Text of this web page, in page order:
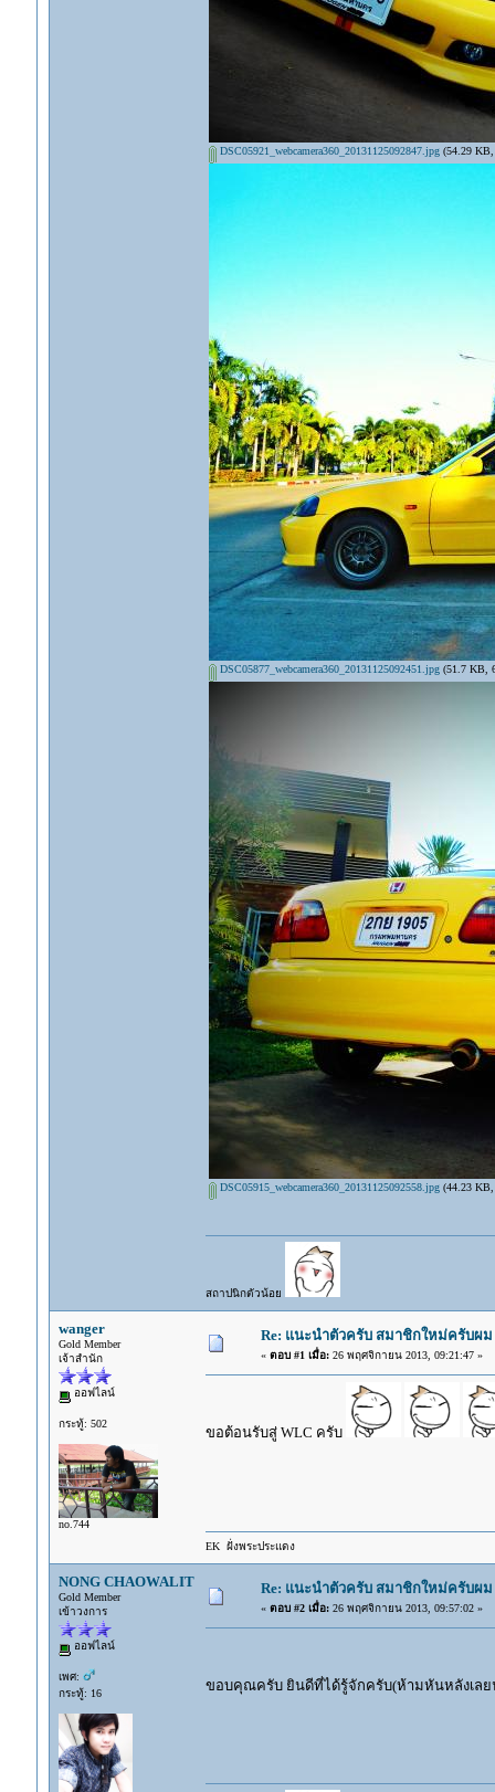
DSC05921_webcamera360_20131125092847.jpg(54.29 KB,
DSC05877_webcamera360_20131125092451.jpg(51.7 KB,
DSC05915_webcamera360_20131125092558.jpg(44.23 KB,
สถาปนิกตัวน้อย
wanger
Gold Member
เจ้าสำนัก
ออฟไลน์
กระทู้: 502
no.744
Re: แนะนำตัวครับ สมาชิกใหม่ครับผม
« ตอบ #1 เมื่อ:26 พฤศจิกายน 2013, 09:21:47 »
ขอต้อนรับสู่ WLC ครับ
EK ฝั่งพระประแดง
NONG CHAOWALIT
Gold Member
เข้าวงการ
ออฟไลน์
เพศ:
กระทู้: 16
Re: แนะนำตัวครับ สมาชิกใหม่ครับผม
« ตอบ #2 เมื่อ:26 พฤศจิกายน 2013, 09:57:02 »
ขอบคุณครับ ยินดีที่ได้รู้จักครับ(ห้ามหันหลังเลย